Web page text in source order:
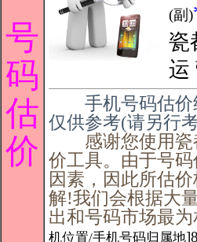
号
码
估
价
(副)
瓷
运
手机号码估价
仅供参考(请另行
感谢您使用瓷
价工具。由于号
因素，因此所估
解!我们会根据大
出和号码市场最为
机位置/手机号码归属地]8